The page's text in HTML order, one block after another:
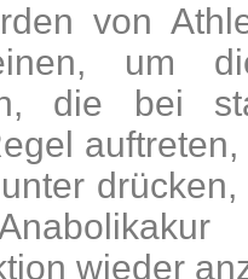
von
um
die bei
wieder